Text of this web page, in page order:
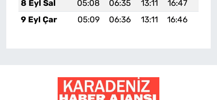
8 Eyl Sal
05:08 06:35 13:11 16:47
9 Eyl Çar
05:09 06:36 13:11 16:46